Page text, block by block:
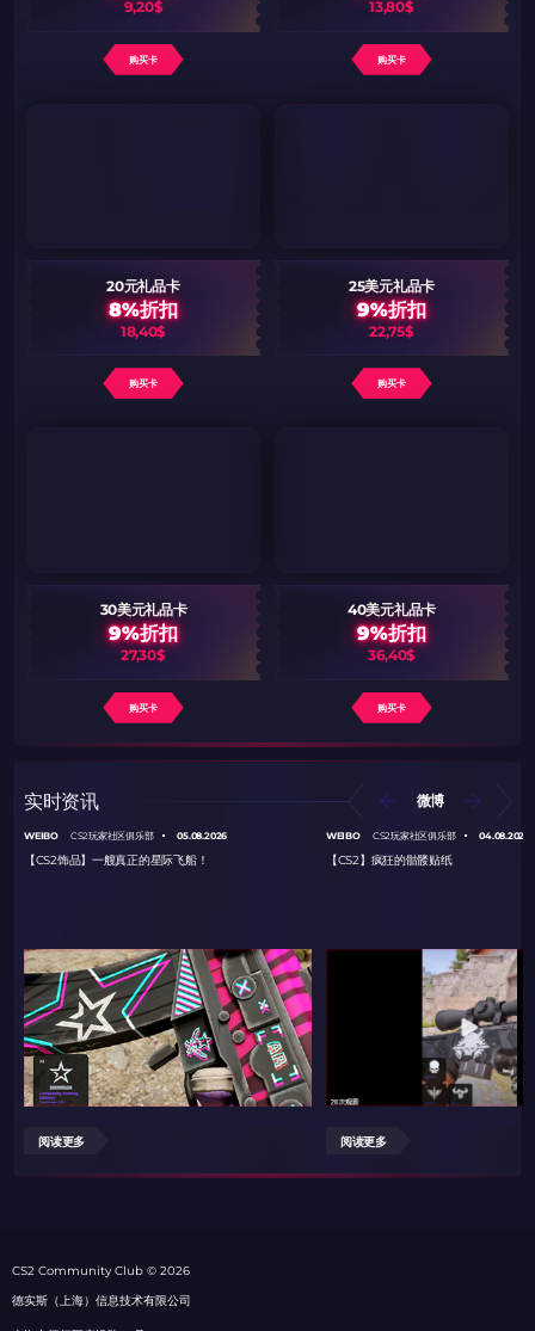
9,20$
购买卡
13,80$
购买卡
20元礼品卡
8%折扣
18,40$
购买卡
25美元礼品卡
9%折扣
22,75$
购买卡
30美元礼品卡
9%折扣
27,30$
购买卡
40美元礼品卡
9%折扣
36,40$
购买卡
实时资讯 微博
WEIBO CS2玩家社区俱乐部 05.08.2026
【CS2饰品】一艘真正的星际飞船！
阅读更多
WEIBO CS2玩家社区俱乐部 04.08.2026
【CS2】疯狂的骷髅贴纸
阅读更多
СS2 Community Club © 2026
德实斯（上海）信息技术有限公司